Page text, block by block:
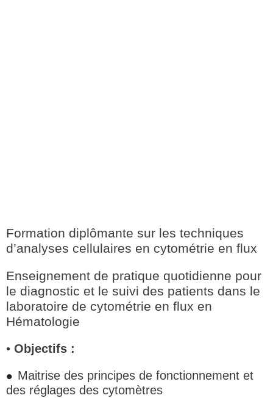
Formation diplômante sur les techniques
d’analyses cellulaires en cytométrie en flux
Enseignement de pratique quotidienne pour
le diagnostic et le suivi des patients dans le
laboratoire de cytométrie en flux en
Hématologie
• Objectifs :
Maitrise des principes de fonctionnement et
des réglages des cytomètres